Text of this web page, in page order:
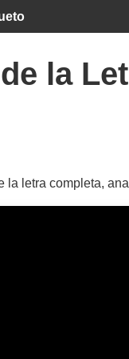
la
letra completa,